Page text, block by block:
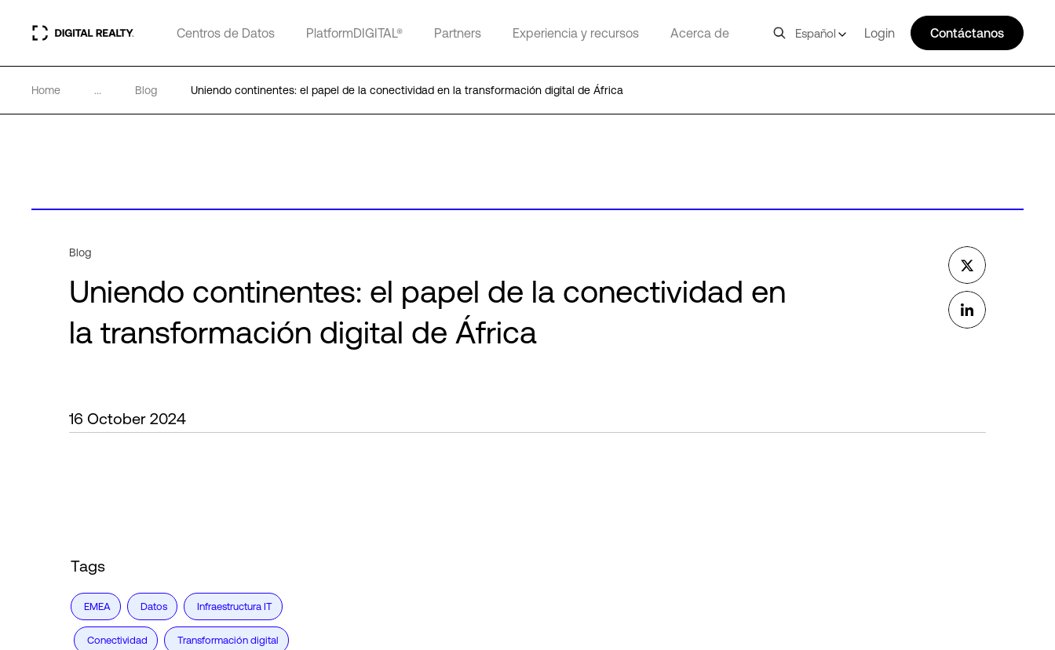
Centros de Datos PlatformDIGITAL® Partners Experiencia y recursos Acerca de Español Login Contáctanos
Home ... Blog Uniendo continentes: el papel de la conectividad en la transformación digital de África
Blog
Uniendo continentes: el papel de la conectividad en
la transformación digital de África
16 October 2024
Tags
EMEA Datos Infraestructura IT
Conectividad Transformación digital